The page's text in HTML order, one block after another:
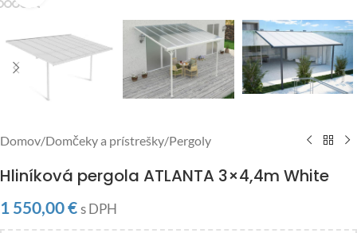
Domov/Domčeky a prístrešky/Pergoly
Hliníková pergola ATLANTA 3×4,4m White
1 550,00€ s DPH